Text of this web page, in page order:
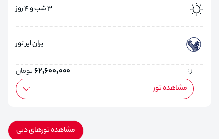
3 شب و 4 روز
ایران ایر تور
از : 62,600,000تومان
مشاهده تور
مشاهده تورهای دبی